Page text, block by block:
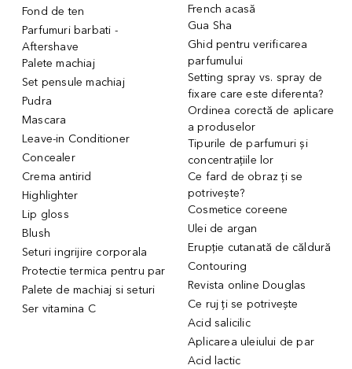
Fond de ten
Parfumuri barbati -
Aftershave
Palete machiaj
Set pensule machiaj
Pudra
Mascara
Leave-in Conditioner
Concealer
Crema antirid
Highlighter
Lip gloss
Blush
Seturi ingrijire corporala
Protectie termica pentru par
Palete de machiaj si seturi
Ser vitamina C
French acasă
Gua Sha
Ghid pentru verificarea
parfumului
Setting spray vs. spray de
fixare care este diferenta?
Ordinea corectă de aplicare
a produselor
Tipurile de parfumuri și
concentrațiile lor
Ce fard de obraz ți se
potrivește?
Cosmetice coreene
Ulei de argan
Erupție cutanată de căldură
Contouring
Revista online Douglas
Ce ruj ți se potrivește
Acid salicilic
Aplicarea uleiului de par
Acid lactic